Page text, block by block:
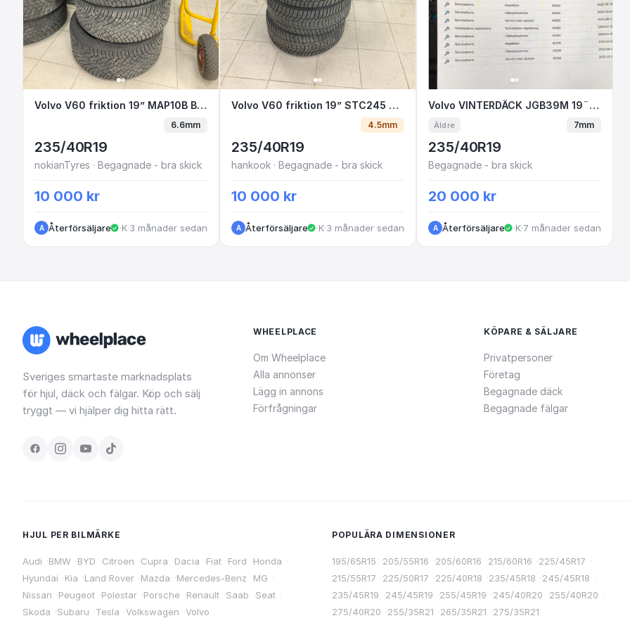
Volvo V60 friktion 19” MAP10B B2-2
Volvo V60 friktion 19” MAP10B B2-2
6.6mm
235/40R19
nokianTyres · Begagnade - bra skick
10 000 kr
A Återförsäljare · Kungälv
·3 månader sedan
Volvo V60 friktion 19” STC245 J3-5
Volvo V60 friktion 19” STC245 J3-5
4.5mm
235/40R19
hankook · Begagnade - bra skick
10 000 kr
A Återförsäljare · Kungälv
·3 månader sedan
Volvo VINTERDÄCK JGB39M
Volvo VINTERDÄCK JGB39M 19¨ SÅLDA ALFONS
Äldre 7mm
235/40R19
Begagnade - bra skick
20 000 kr
A Återförsäljare · Kungälv
·7 månader sedan
Sveriges smartaste marknadsplats
för hjul, däck och fälgar. Köp och sälj
tryggt — vi hjälper dig hitta rätt.
WHEELPLACE
Om Wheelplace
Alla annonser
Lägg in annons
Förfrågningar
KÖPARE & SÄLJARE
Privatpersoner
Företag
Begagnade däck
Begagnade fälgar
HJUL PER BILMÄRKE
Audi ·BMW ·BYD ·Citroen ·Cupra ·Dacia ·Fiat ·Ford ·Honda ·
Hyundai ·Kia ·Land Rover ·Mazda ·Mercedes-Benz ·MG ·
Nissan ·Peugeot ·Polestar ·Porsche ·Renault ·Saab ·Seat ·
Skoda ·Subaru ·Tesla ·Volkswagen ·Volvo
POPULÄRA DIMENSIONER
195/65R15 ·205/55R16 ·205/60R16 ·215/60R16 ·225/45R17 ·
215/55R17 ·225/50R17 ·225/40R18 ·235/45R18 ·245/45R18 ·
235/45R19 ·245/45R19 ·255/45R19 ·245/40R20 ·255/40R20 ·
275/40R20 ·255/35R21 ·265/35R21 ·275/35R21